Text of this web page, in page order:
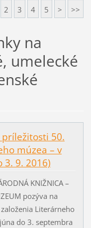
2 3 4 5 > >>
na
umelecké
príležitosti 50.
múzea – v
9. 2016)
KNIŽNICA –
pozýva na
Literárneho
júna do 3. septembra